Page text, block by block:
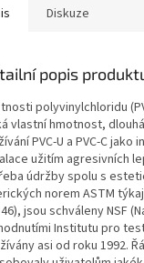
Diskuze
popis
polyvinylchloridu
vlastní hmotnost,
PVC-U a PVC-C
užitím agresivních
údržby spolu s
norem ASTM
jsou schváleny NSF
Institutu pro
asi od roku 1992.